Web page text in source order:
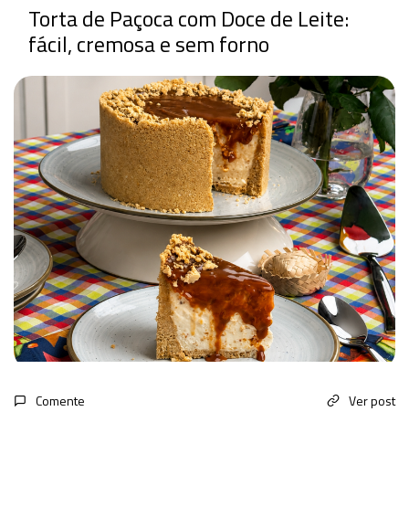
Torta de Paçoca com Doce de Leite:
fácil, cremosa e sem forno
Comente Ver post